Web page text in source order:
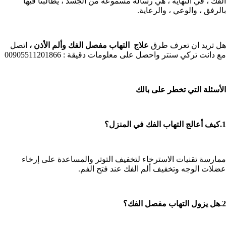
بالرفق ، والوعي ، والرعاية.
هل تريد ان تعرف طرق علاج التهاب مفصل الفك وألم الأذن ، اتصل
مع دانت تركي سنتر واحصل على معلومات دقيقة : 00905511201866
الأسئلة التي تخطر على بالك
1.كيف أعالج التهاب الفك في المنزل؟
ممارسة تقنيات الاسترخاء لتخفيف التوتر والمساعدة على إرخاء
عضلات الوجه وتخفيف ألم الفك عند فتح الفم.
2.هل يزول التهاب مفصل الفك؟